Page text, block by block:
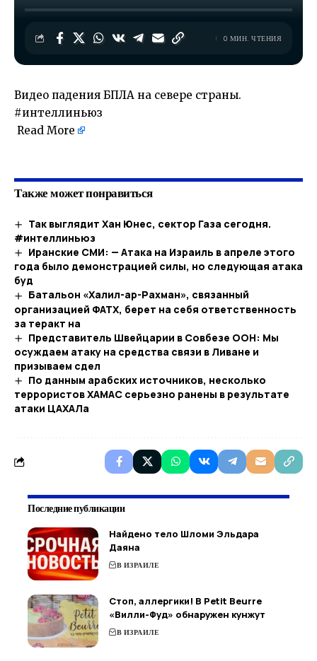
0 МИН. ЧТЕНИЯ
Видео падения БПЛА на севере страны.
#интеллиньюз
Read More
Также может понравиться
Так выглядит Хан Юнес, сектор Газа сегодня.
#интеллиньюз
Иранские СМИ: — Атака на Израиль в апреле этого
года было демонстрацией силы, но следующая атака
буд
Батальон «Халил-ар-Рахман», связанный
организацией ФАТХ, берет на себя ответственность
за теракт на
Представитель Швейцарии в Совбезе ООН: Мы
осуждаем атаку на средства связи в Ливане и
призываем сдел
По данным арабских источников, несколько
террористов ХАМАС серьезно ранены в результате
атаки ЦАХАЛа
Последние публикации
Найдено тело Шломи Эльдара
Даяна
В ИЗРАИЛЕ
Стоп, аллергики! В Petit Beurre
«Вилли-Фуд» обнаружен кунжут
В ИЗРАИЛЕ